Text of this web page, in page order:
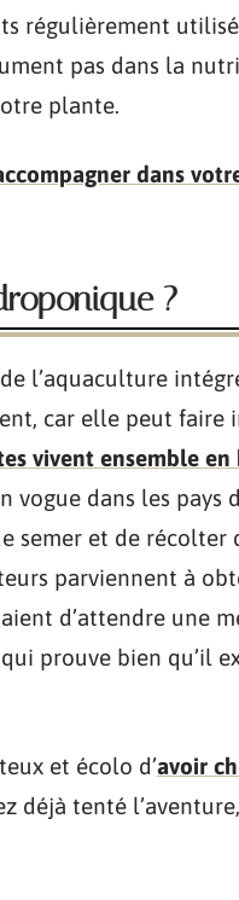
régulièrement
pas dans la
plante.
dans
?
l’aquaculture
car elle peut faire
vivent ensemble en
vogue dans les pays
semer et de récolter
parviennent à
d’attendre une
prouve bien qu’il
et écolo d’avoir
déjà tenté